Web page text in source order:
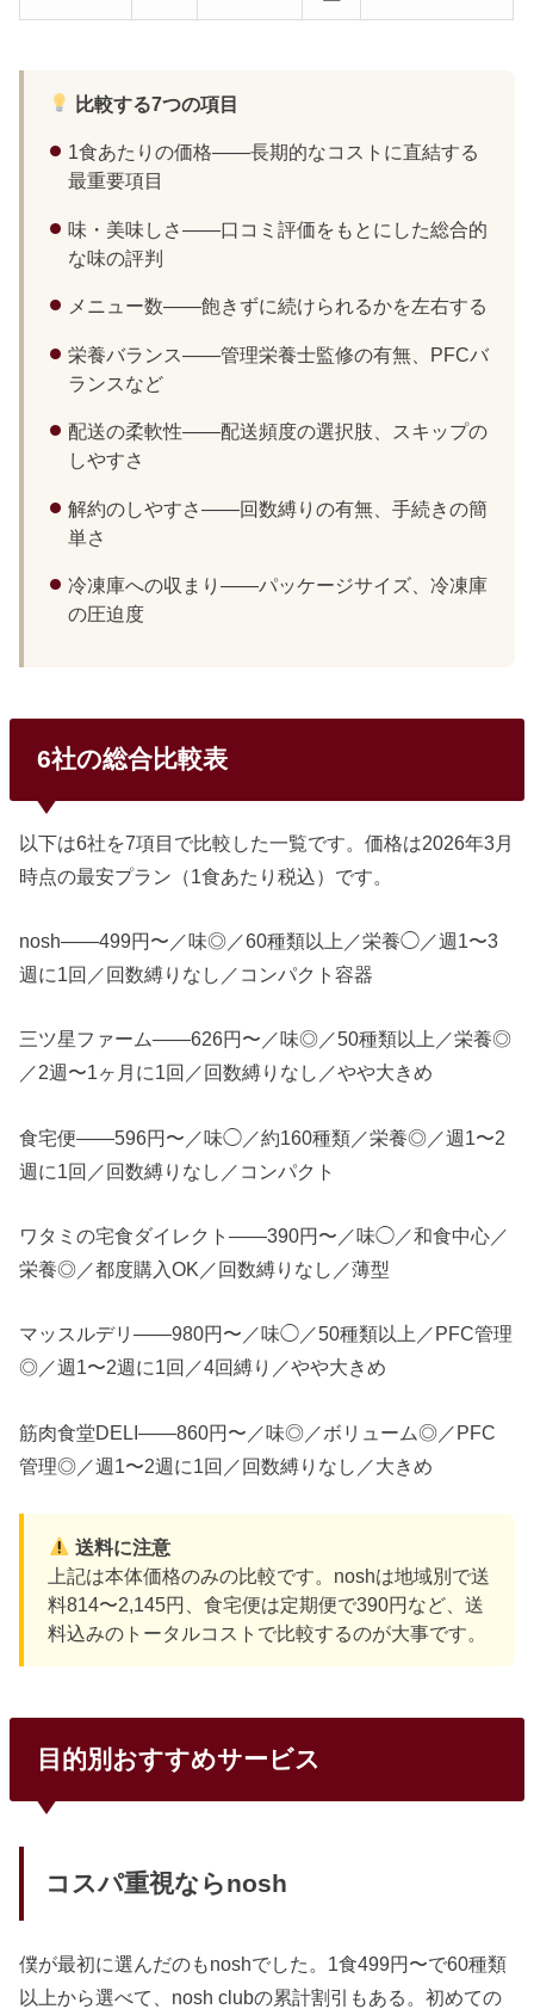
比較する7つの項目
1食あたりの価格——長期的なコストに直結する
最重要項目
味・美味しさ——口コミ評価をもとにした総合的
な味の評判
メニュー数——飽きずに続けられるかを左右する
栄養バランス——管理栄養士監修の有無、PFCバ
ランスなど
配送の柔軟性——配送頻度の選択肢、スキップの
しやすさ
解約のしやすさ——回数縛りの有無、手続きの簡
単さ
冷凍庫への収まり——パッケージサイズ、冷凍庫
の圧迫度
6社の総合比較表
以下は6社を7項目で比較した一覧です。価格は2026年3月
時点の最安プラン（1食あたり税込）です。
nosh——499円〜／味◎／60種類以上／栄養◯／週1〜3
週に1回／回数縛りなし／コンパクト容器
三ツ星ファーム——626円〜／味◎／50種類以上／栄養◎
／2週〜1ヶ月に1回／回数縛りなし／やや大きめ
食宅便——596円〜／味◯／約160種類／栄養◎／週1〜2
週に1回／回数縛りなし／コンパクト
ワタミの宅食ダイレクト——390円〜／味◯／和食中心／
栄養◎／都度購入OK／回数縛りなし／薄型
マッスルデリ——980円〜／味◯／50種類以上／PFC管理
◎／週1〜2週に1回／4回縛り／やや大きめ
筋肉食堂DELI——860円〜／味◎／ボリューム◎／PFC
管理◎／週1〜2週に1回／回数縛りなし／大きめ
送料に注意
上記は本体価格のみの比較です。noshは地域別で送
料814〜2,145円、食宅便は定期便で390円など、送
料込みのトータルコストで比較するのが大事です。
目的別おすすめサービス
コスパ重視ならnosh
僕が最初に選んだのもnoshでした。1食499円〜で60種類
以上から選べて、nosh clubの累計割引もある。初めての